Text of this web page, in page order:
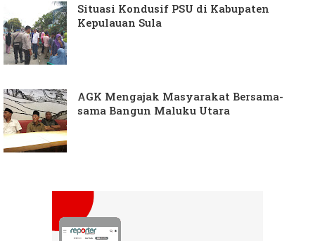
Situasi Kondusif PSU di Kabupaten
Kepulauan Sula
AGK Mengajak Masyarakat Bersama-
sama Bangun Maluku Utara